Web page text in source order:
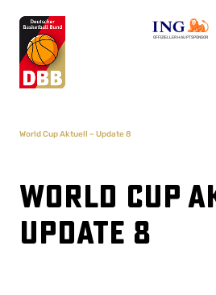
OFFIZIELLER HAUPTSPONSOR
World Cup Aktuell – Update 8
World Cup
Update 8